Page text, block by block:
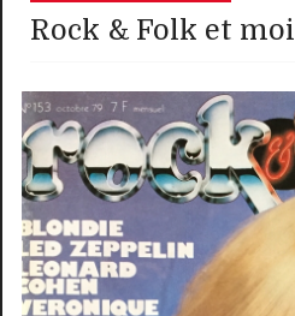
Rock & Folk et moi